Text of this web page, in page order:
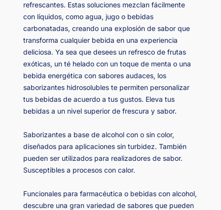
refrescantes. Estas soluciones mezclan fácilmente
con líquidos, como agua, jugo o bebidas
carbonatadas, creando una explosión de sabor que
transforma cualquier bebida en una experiencia
deliciosa. Ya sea que desees un refresco de frutas
exóticas, un té helado con un toque de menta o una
bebida energética con sabores audaces, los
saborizantes hidrosolubles te permiten personalizar
tus bebidas de acuerdo a tus gustos. Eleva tus
bebidas a un nivel superior de frescura y sabor.
Saborizantes a base de alcohol con o sin color,
diseñados para aplicaciones sin turbidez. También
pueden ser utilizados para realizadores de sabor.
Susceptibles a procesos con calor.
Funcionales para farmacéutica o bebidas con alcohol,
descubre una gran variedad de sabores que pueden